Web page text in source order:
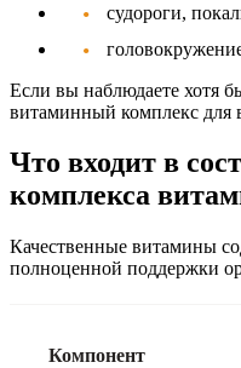
судороги,
Если вы наблюдаете хотя
витаминный комплекс для
Что входит в
комплекса
Качественные витамины
полноценной поддержки
Компонент